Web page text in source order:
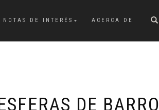
NOTAS DE INTERÉS ACERCA DE
DE BARRO